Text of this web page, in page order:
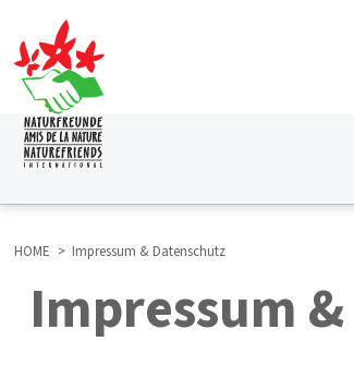
zum
Inhalt
HAUPTNAVIGATION
BREADCRUMB
HOME Impressum & Datenschutz
Impressum